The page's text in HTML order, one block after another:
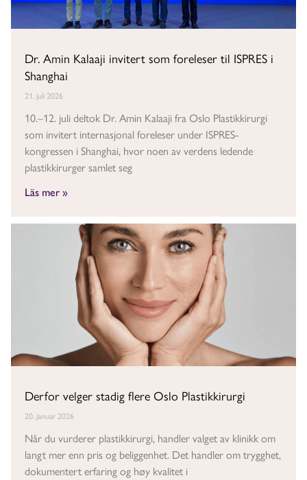
Dr. Amin Kalaaji invitert som foreleser til ISPRES i
Shanghai
21. juli 2026
10.–12. juli deltok Dr. Amin Kalaaji fra Oslo Plastikkirurgi
som invitert internasjonal foreleser under ISPRES-
kongressen i Shanghai, hvor noen av verdens ledende
plastikkirurger samlet seg
Läs mer »
Derfor velger stadig flere Oslo Plastikkirurgi
20. januar 2026
Når du vurderer plastikkirurgi, handler valget av klinikk om
langt mer enn pris og beliggenhet. Det handler om trygghet,
dokumentert erfaring og høy kvalitet i